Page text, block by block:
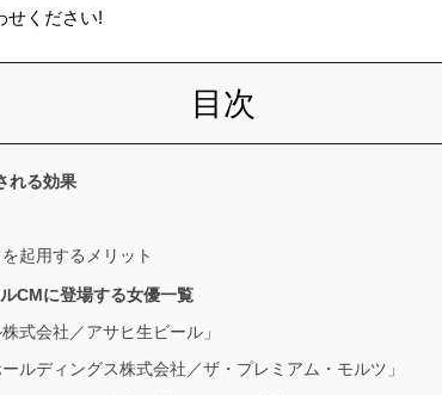
せください!
目次
れる効果
起用するメリット
CMに登場する女優一覧
式会社／アサヒ生ビール」
ルディングス株式会社／ザ・プレミアム・モルツ」